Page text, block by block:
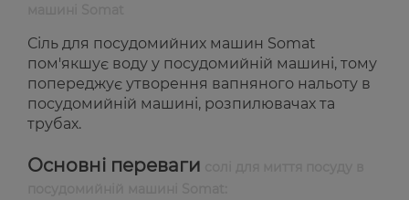
Сіль для посудомийних машин Somat
пом'якшує воду у посудомийній машині, тому
попереджує утворення вапняного нальоту в
посудомийній машині, розпилювачах та
трубах.
Основні переваги